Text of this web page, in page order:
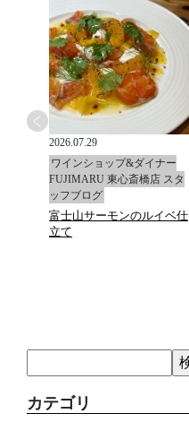
2026.07.29
ワインショップ&ダイナー
FUJIMARU 東心斎橋店 スタ
ッフブログ
富士山サーモンのルイベ仕
立て
カテゴリ